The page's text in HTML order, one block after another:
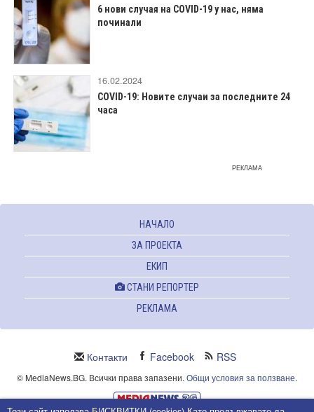
6 нови случая на COVID-19 у нас, няма
починали
16.02.2024
COVID-19: Новите случаи за последните 24
часа
РЕКЛАМА
НАЧАЛО
ЗА ПРОЕКТА
ЕКИП
СТАНИ РЕПОРТЕР
РЕКЛАМА
Контакти Facebook RSS
© MediaNews.BG. Всички права запазени. Общи условия за ползване.